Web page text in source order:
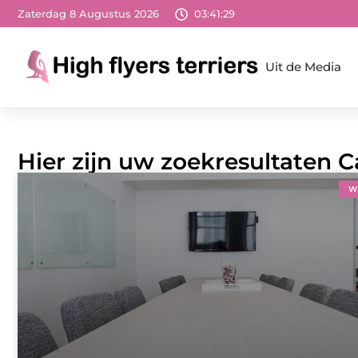
Zaterdag 8 Augustus 2026 03:41:31
Uit de Media
Hier zijn uw zoekresultaten